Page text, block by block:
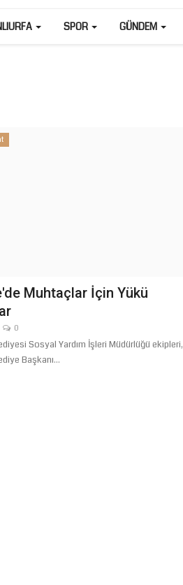
SPOR GÜNDEM
Muhtaçlar İçin Yükü
0
Sosyal Yardım İşleri Müdürlüğü ekipleri,
Başkanı...